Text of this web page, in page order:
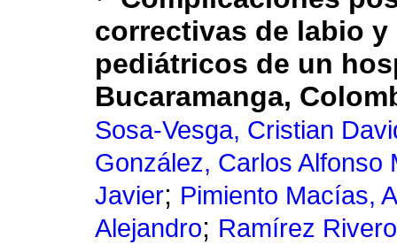
correctivas de labio
pediátricos de un
Bucaramanga,
Sosa-Vesga, Cristian
González, Carlos Alfonso
Javier; Pimiento Macías,
Alejandro; Ramírez